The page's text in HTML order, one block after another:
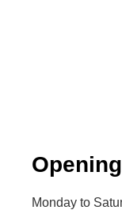
Monday to